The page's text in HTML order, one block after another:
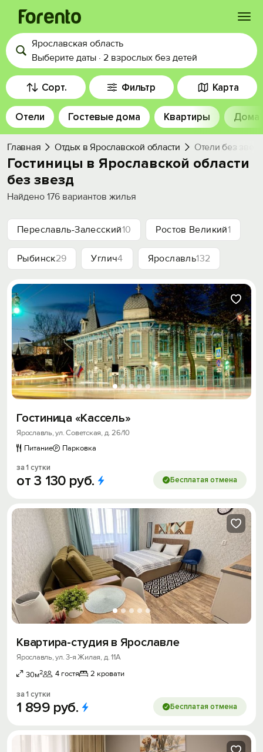
Войти
Избранное
История просмотра
Добавить свой объект
Ярославская область
Выберите даты · 2 взрослых без детей
Сорт. Фильтр Карта
Отели Гостевые дома Квартиры Дома
Главная Отдых в Ярославской области Отели без
Гостиницы в Ярославской области
без звезд
Найдено 176 вариантов жилья
Переславль-Залесский10 Ростов Великий1
Рыбинск29 Углич4 Ярославль132
Гостиница «Кассель»
Ярославль, ул. Советская, д. 26/10
Питание
Парковка
за 1 сутки
от3 130 руб. Бесплатая отмена
Квартира-студия в Ярославле
Ярославль, ул. 3-я Жилая, д. 11А
30м2 4 гостя 2 кровати
за 1 сутки
1 899 руб. Бесплатая отмена